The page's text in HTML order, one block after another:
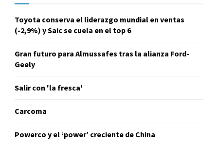
Toyota conserva el liderazgo mundial en ventas
(-2,9%) y Saic se cuela en el top 6
Gran futuro para Almussafes tras la alianza Ford-
Geely
Salir con 'la fresca'
Carcoma
Powerco y el ‘power’ creciente de China